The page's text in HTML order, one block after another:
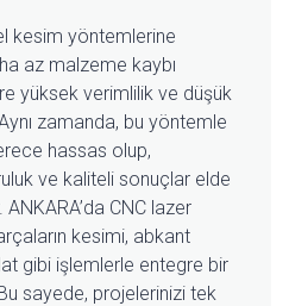
kesim yöntemlerine
az malzeme kaybı
yüksek verimlilik ve düşük
zamanda, bu yöntemle
hassas olup,
ve kaliteli sonuçlar elde
CNC lazer
kesimi, abkant
gibi işlemlerle entegre bir
sayede, projelerinizi tek